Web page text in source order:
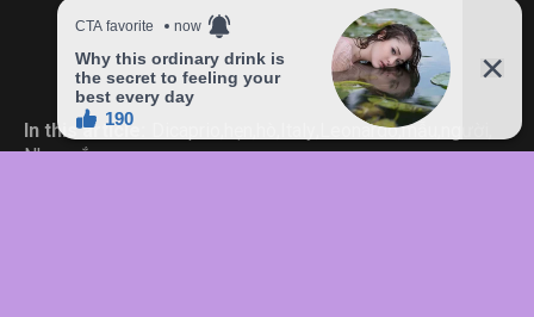
In this article: Leonardo,mẫu
Nhan,sắc